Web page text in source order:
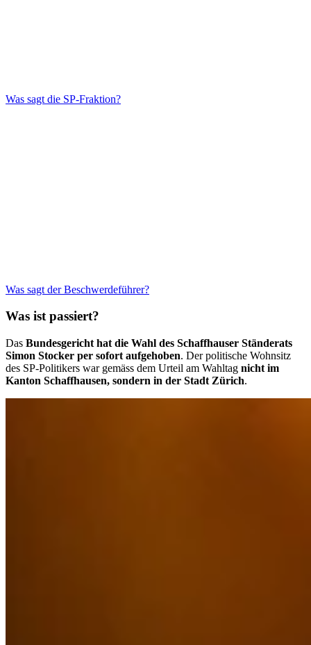
Was sagt die SP-Fraktion?
Was sagt der Beschwerdeführer?
Was ist passiert?
Das Bundesgericht hat die Wahl des Schaffhauser Ständerats
Simon Stocker per sofort aufgehoben. Der politische Wohnsitz
des SP-Politikers war gemäss dem Urteil am Wahltag nicht im
Kanton Schaffhausen, sondern in der Stadt Zürich.